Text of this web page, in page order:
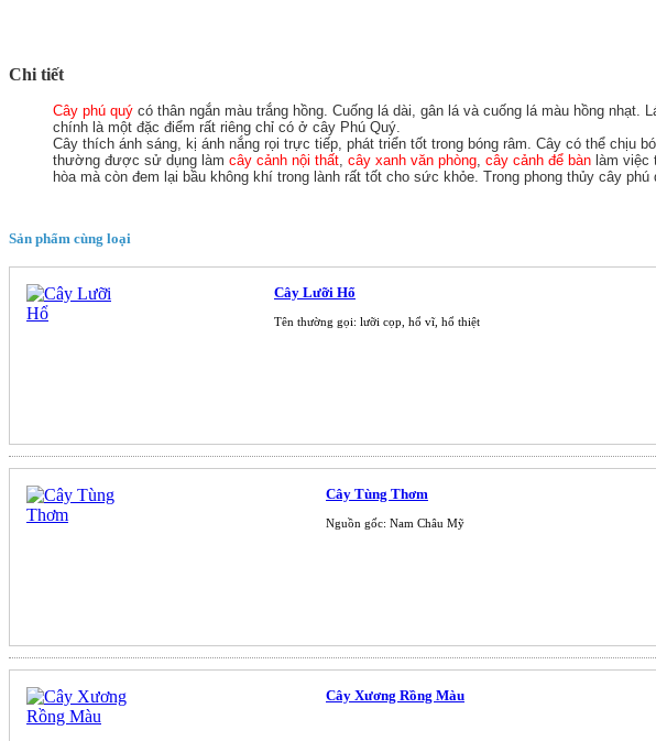
Chi tiết
Cây phú quýcó thân ngắn màu trắng hồng. Cuống lá dài, gân lá và cuống lá màu hồng
chính là một đặc điểm rất riêng chỉ có ở cây Phú Quý.
Cây thích ánh sáng, kị ánh nắng rọi trực tiếp, phát triển tốt trong bóng râm. Cây có thể chịu
thường được sử dụng làm cây cảnh nội thất, cây xanh văn phòng, cây cảnh để bànlàm việc
hòa mà còn đem lại bầu không khí trong lành rất tốt cho sức khỏe. Trong phong thủy cây phú
Sản phẩm cùng loại
Cây Lưỡi Hổ
Tên thường gọi: lưỡi cọp, hổ vĩ, hổ thiệt
Cây Tùng Thơm
Nguồn gốc: Nam Châu Mỹ
Cây Xương Rồng Màu